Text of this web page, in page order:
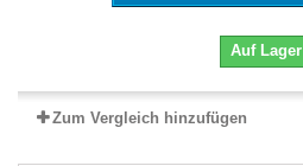
Auf Lager
Zum Vergleich hinzufügen